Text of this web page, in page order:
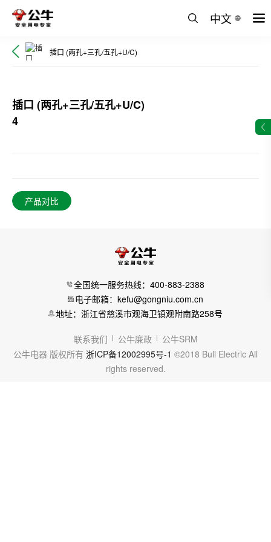
中文
插口 (两孔+三孔/五孔+U/C)
插口 (两孔+三孔/五孔+U/C)
4
产品对比
全国统一服务热线：400-883-2388
电子邮箱：kefu@gongniu.com.cn
地址：浙江省慈溪市观海卫镇观附南路258号
联系我们 公牛廉政
公牛SRM
公牛电器 版权所有 浙ICP备12002995号-1 ©2018 Bull Electric All
rights reserved.